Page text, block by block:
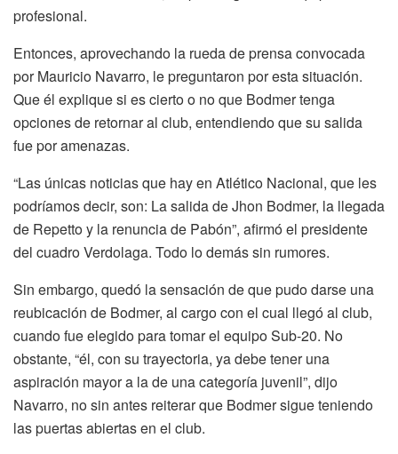
profesional.
Entonces, aprovechando la rueda de prensa convocada
por Mauricio Navarro, le preguntaron por esta situación.
Que él explique si es cierto o no que Bodmer tenga
opciones de retornar al club, entendiendo que su salida
fue por amenazas.
“Las únicas noticias que hay en Atlético Nacional, que les
podríamos decir, son: La salida de Jhon Bodmer, la llegada
de Repetto y la renuncia de Pabón”, afirmó el presidente
del cuadro Verdolaga. Todo lo demás sin rumores.
Sin embargo, quedó la sensación de que pudo darse una
reubicación de Bodmer, al cargo con el cual llegó al club,
cuando fue elegido para tomar el equipo Sub-20. No
obstante, “él, con su trayectoria, ya debe tener una
aspiración mayor a la de una categoría juvenil”, dijo
Navarro, no sin antes reiterar que Bodmer sigue teniendo
las puertas abiertas en el club.